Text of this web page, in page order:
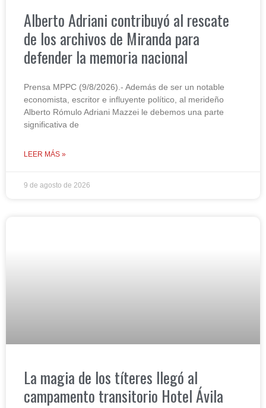
Alberto Adriani contribuyó al rescate
de los archivos de Miranda para
defender la memoria nacional
Prensa MPPC (9/8/2026).- Además de ser un notable
economista, escritor e influyente político, al merideño
Alberto Rómulo Adriani Mazzei le debemos una parte
significativa de
LEER MÁS »
9 de agosto de 2026
La magia de los títeres llegó al
campamento transitorio Hotel Ávila